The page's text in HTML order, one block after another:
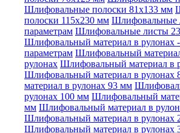
Шлифовальные полоски 81x133 мм
полоски 115x230 мм Шлифовальные
параметрам Шлифовальные листы
Шлифовальный материал в рулонах
параметрам Шлифовальный
рулонах Шлифовальный материал в
Шлифовальный материал в рулонах
материал в рулонах 93 мм
рулонах 100 мм Шлифовальный
мм Шлифовальный материал в
Шлифовальный материал в рулонах
Шлифовальный материал в рулонах